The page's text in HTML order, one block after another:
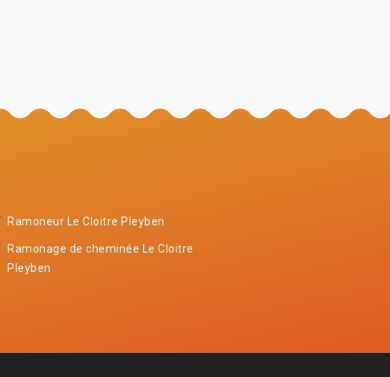
Ramoneur Le Cloitre Pleyben
Ramonage de cheminée Le Cloitre
Pleyben